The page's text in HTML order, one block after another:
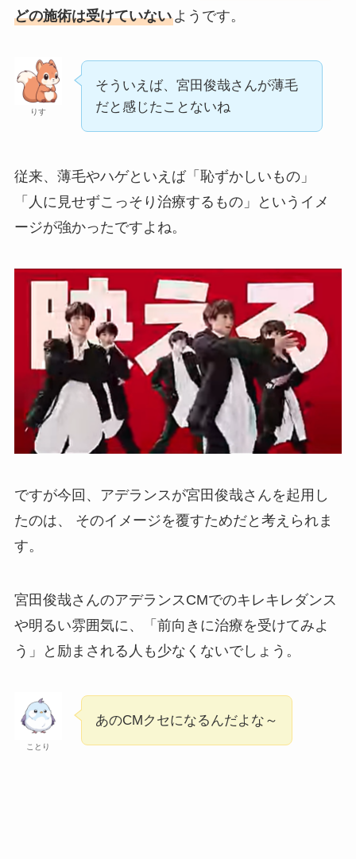
どの施術は受けていないようです。
りす
そういえば、宮田俊哉さんが薄毛
だと感じたことないね
従来、薄毛やハゲといえば「恥ずかしいもの」
「人に見せずこっそり治療するもの」というイメ
ージが強かったですよね。
ですが今回、アデランスが宮田俊哉さんを起用し
たのは、 そのイメージを覆すためだと考えられま
す。
宮田俊哉さんのアデランスCMでのキレキレダンス
や明るい雰囲気に、「前向きに治療を受けてみよ
う」と励まされる人も少なくないでしょう。
ことり
あのCMクセになるんだよな～